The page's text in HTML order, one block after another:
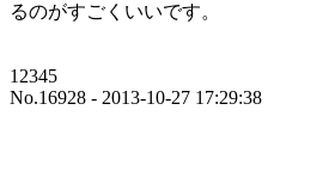
るのがすごくいいです。
12345
No.16928 - 2013-10-27 17:29:38